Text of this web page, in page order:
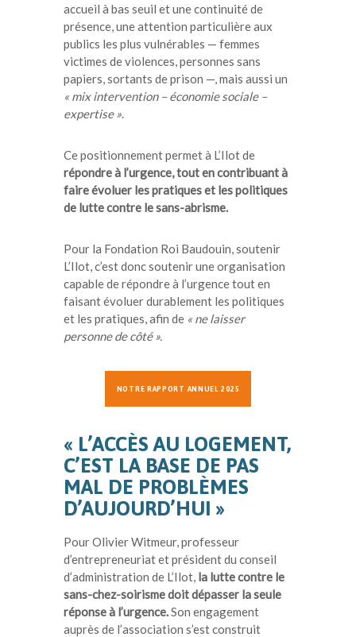
accueil à bas seuil et une continuité de
présence, une attention particulière aux
publics les plus vulnérables — femmes
victimes de violences, personnes sans
papiers, sortants de prison —, mais aussi un
« mix intervention – économie sociale –
expertise ».
Ce positionnement permet à L’Ilot de
répondre à l’urgence, tout en contribuant à
faire évoluer les pratiques et les politiques
de lutte contre le sans-abrisme.
Pour la Fondation Roi Baudouin, soutenir
L’Ilot, c’est donc soutenir une organisation
capable de répondre à l’urgence tout en
faisant évoluer durablement les politiques
et les pratiques, afin de « ne laisser
personne de côté ».
NOTRE RAPPORT ANNUEL 2025
« L’ACCÈS AU LOGEMENT,
C’EST LA BASE DE PAS
MAL DE PROBLÈMES
D’AUJOURD’HUI »
Pour Olivier Witmeur, professeur
d’entrepreneuriat et président du conseil
d’administration de L’Ilot, la lutte contre le
sans-chez-soirisme doit dépasser la seule
réponse à l’urgence.Son engagement
auprès de l’association s’est construit